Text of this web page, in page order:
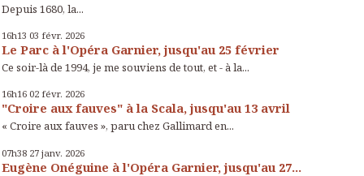
Depuis 1680, la...
16h13 03 févr. 2026
Le Parc à l'Opéra Garnier, jusqu'au 25 février
Ce soir-là de 1994, je me souviens de tout, et - à la...
16h16 02 févr. 2026
"Croire aux fauves" à la Scala, jusqu'au 13 avril
« Croire aux fauves », paru chez Gallimard en...
07h38 27 janv. 2026
Eugène Onéguine à l'Opéra Garnier, jusqu'au 27...